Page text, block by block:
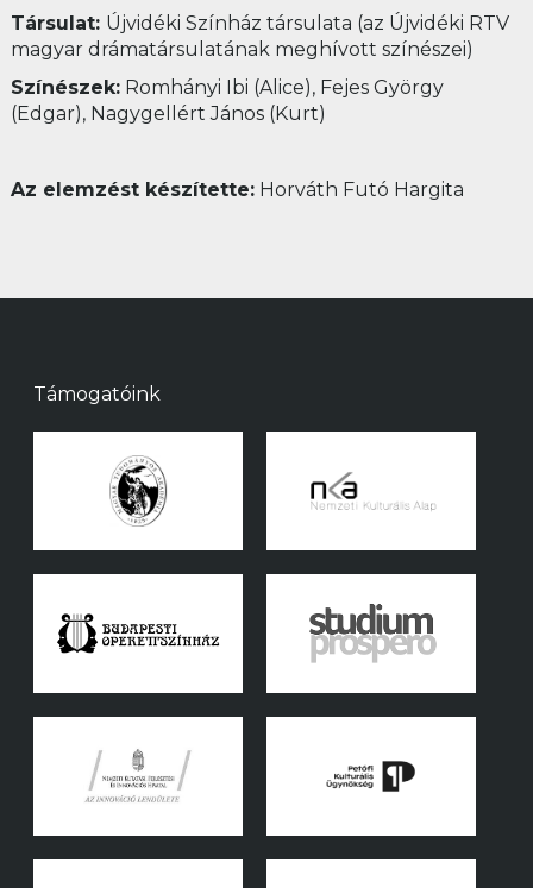
Társulat: Újvidéki Színház társulata (az Újvidéki RTV
magyar drámatársulatának meghívott színészei)
Színészek:Romhányi Ibi (Alice), Fejes György
(Edgar), Nagygellért János (Kurt)
Az elemzést készítette:Horváth Futó Hargita
Támogatóink